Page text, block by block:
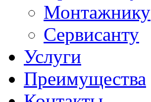
Монтажнику
Сервисанту
Услуги
Преимущества